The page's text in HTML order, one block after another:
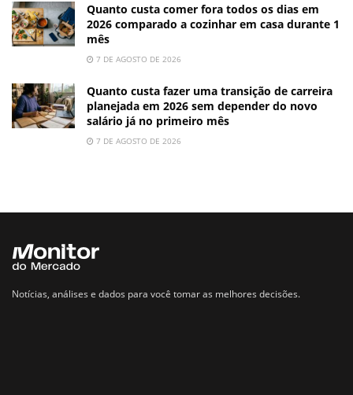
Quanto custa comer fora todos os dias em
2026 comparado a cozinhar em casa durante 1
mês
7 DE AGOSTO DE 2026
Quanto custa fazer uma transição de carreira
planejada em 2026 sem depender do novo
salário já no primeiro mês
7 DE AGOSTO DE 2026
Notícias, análises e dados para você tomar as melhores decisões.